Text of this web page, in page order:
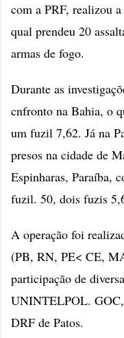
com a PRF, realizou
qual prendeu 20
armas de fogo.
Durante as
cnfronto na Bahia, o
um fuzil 7,62. Já na
presos na cidade de
Espinharas, Paraíba,
fuzil. 50, dois fuzis
A operação foi
(PB, RN, PE< CE,
participação de
UNINTELPOL.
DRF de Patos.